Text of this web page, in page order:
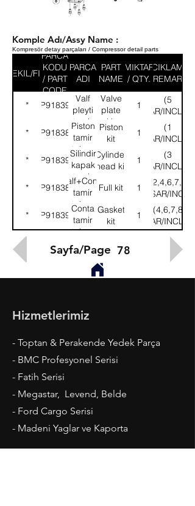
Komple Adı/Assy Name :
Kompresör detay parçaları / Compressor detail parts
SEKIL/FIG
PARCA
KODU
/ PART
CODE
PARCA
ADI
PART
NAME
MIKTAR
/ QTY.
ACIKLAMA
/ REMARK
* 9P918391
Valf
pleyti
tamir
takımı
Valve
plate
kit
1
(5
KAPSAR/
*
9P918388
Piston
tamir
takımı
Piston
kit
1
(1
KAPSAR/
*
9P918392
Silindir
kapak
tamir
takımı
Cylinder
head kit
1
(3
KAPSAR/
*
9P918389
Valf+Conta
tamir
takımı
Full kit 1
(2,4,6,7,8
KAPSAR/INCLUD
*
9P918390
Conta
tamir
takımı
Gasket
kit
1
(4,6,7,8
KAPSAR/
Sayfa/Page 78
Hizmetlerimiz
- Toptan & Perakende Yedek Parça
- BMC Profesyonel Serisi
- Fatih Serisi
- Megastar, Levend, Belde
- Ford Cargo Serisi
- Madeni Yaglar ve Kaporta